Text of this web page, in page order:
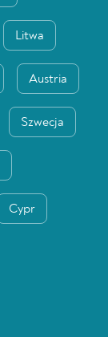
Litwa
Austria
Szwecja
Cypr